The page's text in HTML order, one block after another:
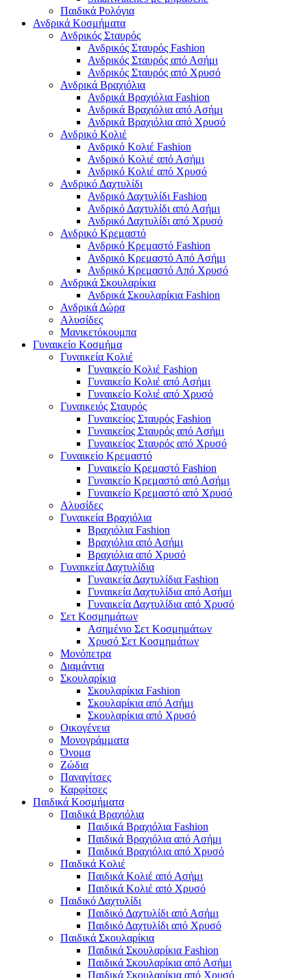
Παιδικά Ρολόγια
Ανδρικά Κοσμήματα
Ανδρικός Σταυρός
Ανδρικός Σταυρός Fashion
Ανδρικός Σταυρός από Ασήμι
Ανδρικός Σταυρός από Χρυσό
Ανδρικά Βραχιόλια
Ανδρικά Βραχιόλια Fashion
Ανδρικά Βραχιόλια από Ασήμι
Ανδρικά Βραχιόλια από Χρυσό
Ανδρικό Κολιέ
Ανδρικό Κολιέ Fashion
Ανδρικό Κολιέ από Ασήμι
Ανδρικό Κολιέ από Χρυσό
Ανδρικό Δαχτυλίδι
Ανδρικό Δαχτυλίδι Fashion
Ανδρικό Δαχτυλίδι από Ασήμι
Ανδρικό Δαχτυλίδι από Χρυσό
Ανδρικό Κρεμαστό
Ανδρικό Κρεμαστό Fashion
Ανδρικό Κρεμαστό Από Ασήμι
Ανδρικό Κρεμαστό Από Χρυσό
Ανδρικά Σκουλαρίκια
Ανδρικά Σκουλαρίκια Fashion
Ανδρικά Δώρα
Αλυσίδες
Μανικετόκουμπα
Γυναικείο Κοσμήμα
Γυναικεία Κολιέ
Γυναικείο Κολιέ Fashion
Γυναικείο Κολιέ από Ασήμι
Γυναικείο Κολιέ από Χρυσό
Γυναικειός Σταυρός
Γυναικείος Σταυρός Fashion
Γυναικείος Σταυρός από Ασήμι
Γυναικείος Σταυρός από Χρυσό
Γυναικείο Κρεμαστό
Γυναικείο Κρεμαστό Fashion
Γυναικείο Κρεμαστό από Ασήμι
Γυναικείο Κρεμαστό από Χρυσό
Αλυσίδες
Γυναικεία Βραχιόλια
Βραχιόλια Fashion
Βραχιόλια από Ασήμι
Βραχιόλια από Χρυσό
Γυναικεία Δαχτυλίδια
Γυναικεία Δαχτυλίδια Fashion
Γυναικεία Δαχτυλίδια από Ασήμι
Γυναικεία Δαχτυλίδια από Χρυσό
Σετ Κοσμημάτων
Ασημένιο Σετ Κοσμημάτων
Χρυσό Σετ Κοσμημάτων
Μονόπετρα
Διαμάντια
Σκουλαρίκια
Σκουλαρίκια Fashion
Σκουλαρίκια από Ασήμι
Σκουλαρίκια από Χρυσό
Οικογένεια
Μονογράμματα
Όνομα
Ζώδια
Παναγίτσες
Καρφίτσες
Παιδικά Κοσμήματα
Παιδικά Βραχιόλια
Παιδικά Βραχιόλια Fashion
Παιδικά Βραχιόλια από Ασήμι
Παιδικά Βραχιόλια από Χρυσό
Παιδικά Κολιέ
Παιδικά Κολιέ από Ασήμι
Παιδικά Κολιέ από Χρυσό
Παιδικό Δαχτυλίδι
Παιδικό Δαχτυλίδι από Ασήμι
Παιδικό Δαχτυλίδι από Χρυσό
Παιδικά Σκουλαρίκια
Παιδικά Σκουλαρίκια Fashion
Παιδικά Σκουλαρίκια από Ασήμι
Παιδικά Σκουλαρίκια από Χρυσό